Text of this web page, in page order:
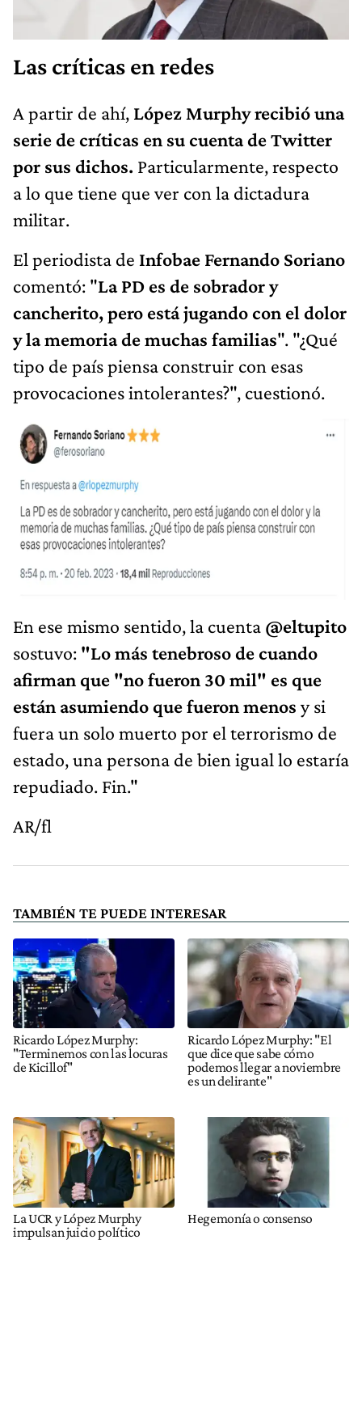
Las críticas en redes
A partir de ahí, López Murphy recibió una
serie de críticas en su cuenta de Twitter
por sus dichos. Particularmente, respecto
a lo que tiene que ver con la dictadura
militar.
El periodista de Infobae Fernando Soriano
comentó: "La PD es de sobrador y
cancherito, pero está jugando con el dolor
y la memoria de muchas familias". "¿Qué
tipo de país piensa construir con esas
provocaciones intolerantes?", cuestionó.
En ese mismo sentido, la cuenta @eltupito
sostuvo: "Lo más tenebroso de cuando
afirman que "no fueron 30 mil" es que
están asumiendo que fueron menos y si
fuera un solo muerto por el terrorismo de
estado, una persona de bien igual lo estaría
repudiado. Fin."
AR/fl
TAMBIÉN TE PUEDE INTERESAR
Ricardo López Murphy:
"Terminemos con las locuras
de Kicillof"
Ricardo López Murphy: "El
que dice que sabe cómo
podemos llegar a noviembre
es un delirante"
La UCR y López Murphy
impulsan juicio político
Hegemonía o consenso